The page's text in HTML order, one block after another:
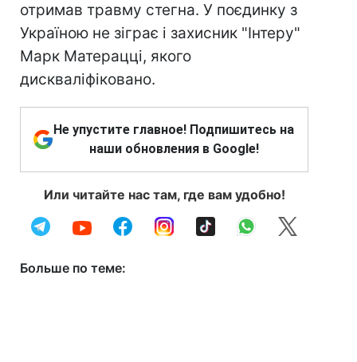
отримав травму стегна. У поєдинку з
Україною не зіграє і захисник "Інтеру"
Марк Матерацці, якого
дискваліфіковано.
Не упустите главное! Подпишитесь на
наши обновления в Google!
Или читайте нас там, где вам удобно!
Больше по теме: